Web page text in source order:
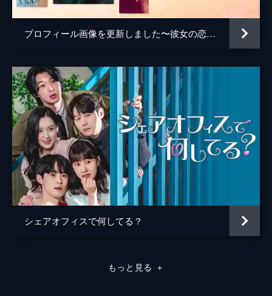
プロフィール画像を更新しました〜彼女の恋愛事情〜
シェアオフィスで何してる？
もっと見る ＋